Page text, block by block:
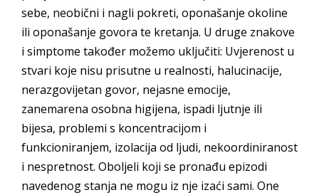
sebe, neobični i nagli pokreti, oponašanje okoline
ili oponašanje govora te kretanja. U druge znakove
i simptome također možemo uključiti: Uvjerenost u
stvari koje nisu prisutne u realnosti, halucinacije,
nerazgovijetan govor, nejasne emocije,
zanemarena osobna higijena, ispadi ljutnje ili
bijesa, problemi s koncentracijom i
funkcioniranjem, izolacija od ljudi, nekoordiniranost
i nespretnost. Oboljeli koji se pronađu epizodi
navedenog stanja ne mogu iz nje izaći sami. One